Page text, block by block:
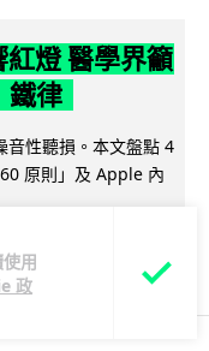
用
政
燈 醫學界籲
鐵律
音性聽損。本文盤點 4
原則」及 Apple 內